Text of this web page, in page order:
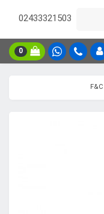
02433321503
0